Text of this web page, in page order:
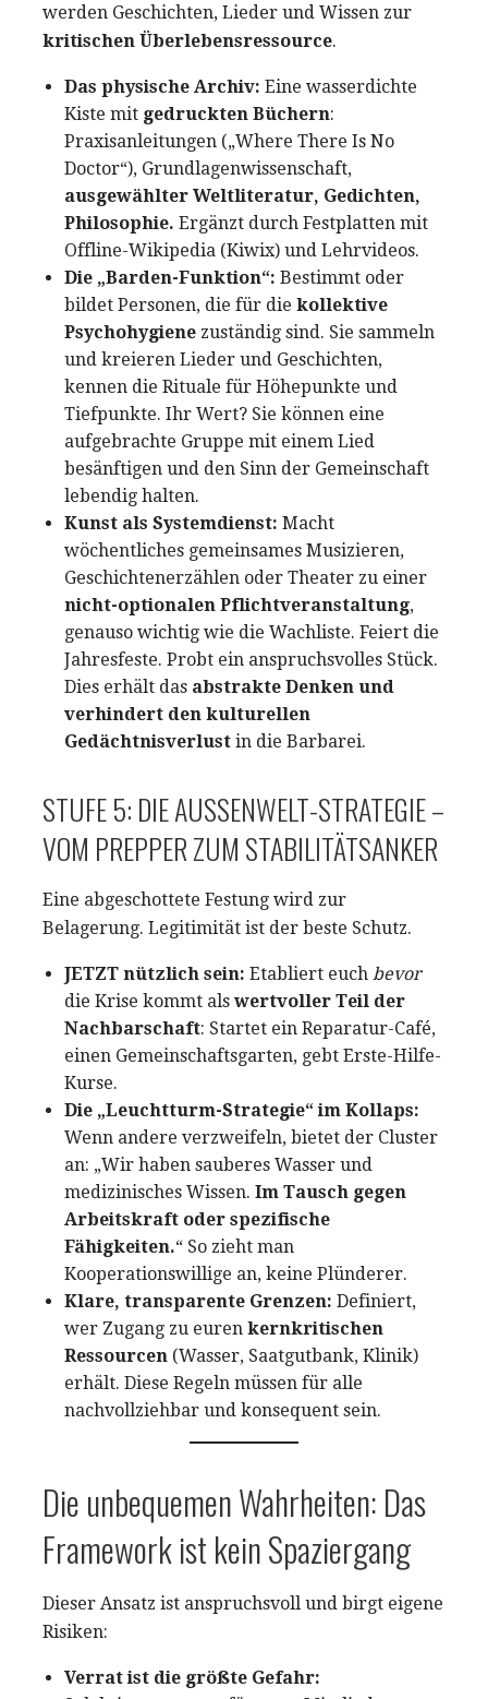
werden Geschichten, Lieder und Wissen zur
kritischen Überlebensressource.
Das physische Archiv: Eine wasserdichte
Kiste mit gedruckten Büchern:
Praxisanleitungen („Where There Is No
Doctor“), Grundlagenwissenschaft,
ausgewählter Weltliteratur, Gedichten,
Philosophie. Ergänzt durch Festplatten mit
Offline-Wikipedia (Kiwix) und Lehrvideos.
Die „Barden-Funktion“: Bestimmt oder
bildet Personen, die für die kollektive
Psychohygiene zuständig sind. Sie sammeln
und kreieren Lieder und Geschichten,
kennen die Rituale für Höhepunkte und
Tiefpunkte. Ihr Wert? Sie können eine
aufgebrachte Gruppe mit einem Lied
besänftigen und den Sinn der Gemeinschaft
lebendig halten.
Kunst als Systemdienst: Macht
wöchentliches gemeinsames Musizieren,
Geschichtenerzählen oder Theater zu einer
nicht-optionalen Pflichtveranstaltung,
genauso wichtig wie die Wachliste. Feiert die
Jahresfeste. Probt ein anspruchsvolles Stück.
Dies erhält das abstrakte Denken und
verhindert den kulturellen
Gedächtnisverlust in die Barbarei.
STUFE 5: DIE AUSSENWELT-STRATEGIE – V
OM PREPPER ZUM STABILITÄTSANKER
Eine abgeschottete Festung wird zur
Belagerung. Legitimität ist der beste Schutz.
JETZT nützlich sein: Etabliert euch bevor
die Krise kommt als wertvoller Teil der
Nachbarschaft: Startet ein Reparatur-Café,
einen Gemeinschaftsgarten, gebt Erste-Hilfe-
Kurse.
Die „Leuchtturm-Strategie“ im Kollaps:
Wenn andere verzweifeln, bietet der Cluster
an: „Wir haben sauberes Wasser und
medizinisches Wissen. Im Tausch gegen
Arbeitskraft oder spezifische
Fähigkeiten.“ So zieht man
Kooperationswillige an, keine Plünderer.
Klare, transparente Grenzen: Definiert,
wer Zugang zu euren kernkritischen
Ressourcen (Wasser, Saatgutbank, Klinik)
erhält. Diese Regeln müssen für alle
nachvollziehbar und konsequent sein.
Die unbequemen Wahrheiten: Das
Framework ist kein Spaziergang
Dieser Ansatz ist anspruchsvoll und birgt eigene
Risiken:
Verrat ist die größte Gefahr: